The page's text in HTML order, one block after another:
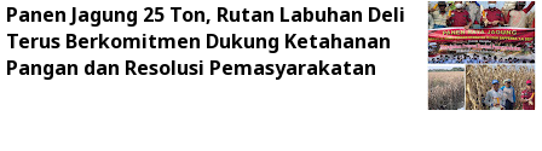
Panen Jagung 25 Ton, Rutan Labuhan Deli
Terus Berkomitmen Dukung Ketahanan
Pangan dan Resolusi Pemasyarakatan